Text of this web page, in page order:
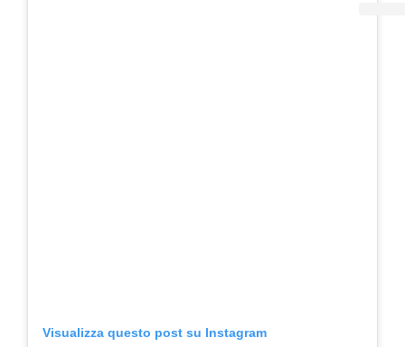
Visualizza questo post su Instagram